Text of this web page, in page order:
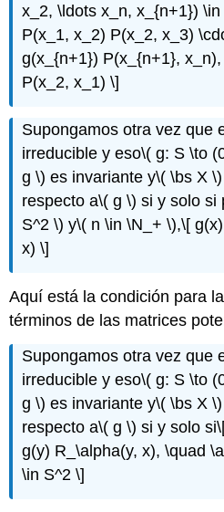
x_2, \ldots x_n, x_{n+1})
P(x_1, x_2) P(x_2, x_3)
g(x_{n+1}) P(x_{n+1},
P(x_2, x_1) \]
Supongamos otra vez que
irreducible y eso\( g: S \to
g \) es invariante y\( \bs X \)
respecto a\( g \) si y solo si
S^2 \) y\( n \in \N_+ \),\[
x) \]
Aquí está la condición para
términos de las matrices
Supongamos otra vez que
irreducible y eso\( g: S \to
g \) es invariante y\( \bs X \)
respecto a\( g \) si y solo si
g(y) R_\alpha(y, x), \quad
\in S^2 \]